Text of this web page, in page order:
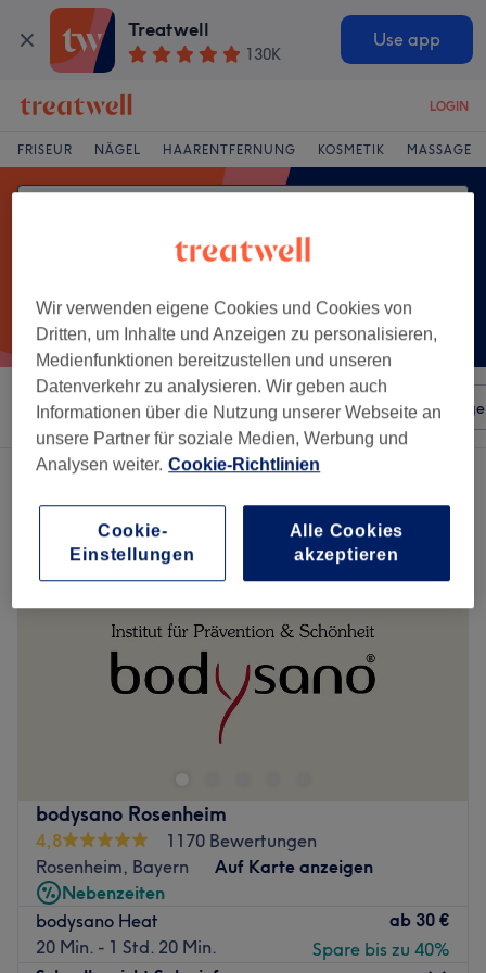
Treatwell
130K
Use app
LOGIN
FRISEUR NÄGEL HAARENTFERNUNG KOSMETIK MASSAGE
Sortieren nach Beliebiger Preis Salons
Ein Salon, der anbietet: aromaölmassage in Rosenheim, Bayern
bodysano Rosenheim
4,8
1170 Bewertungen
Rosenheim, Bayern
Auf Karte anzeigen
Nebenzeiten
bodysano Heat
20 Min. - 1 Std. 20 Min.
ab 30 €
Spare bis zu 40%
Wir verwenden eigene Cookies und Cookies von
Dritten, um Inhalte und Anzeigen zu personalisieren,
Medienfunktionen bereitzustellen und unseren
Datenverkehr zu analysieren. Wir geben auch
Informationen über die Nutzung unserer Webseite an
unsere Partner für soziale Medien, Werbung und
Analysen weiter. Cookie-Richtlinien
Cookie-
Einstellungen
Alle Cookies
akzeptieren